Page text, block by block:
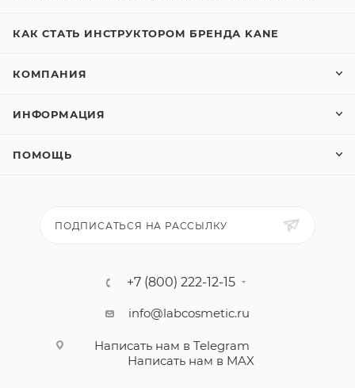
КАК СТАТЬ ИНСТРУКТОРОМ БРЕНДА KANE
КОМПАНИЯ
ИНФОРМАЦИЯ
ПОМОЩЬ
ПОДПИСАТЬСЯ НА РАССЫЛКУ
+7 (800) 222-12-15
info@labcosmetic.ru
Написать нам в Telegram
Написать нам в MAX